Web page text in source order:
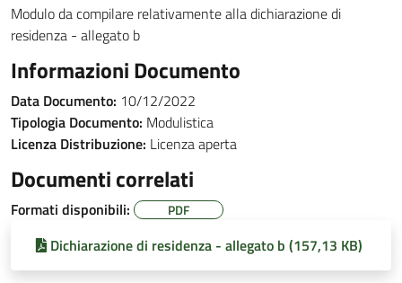
Modulo da compilare relativamente alla dichiarazione di
residenza - allegato b
Informazioni Documento
Data Documento: 10/12/2022
Tipologia Documento: Modulistica
Licenza Distribuzione: Licenza aperta
Documenti correlati
Formati disponibili: PDF
Dichiarazione di residenza - allegato b (157,13 KB)